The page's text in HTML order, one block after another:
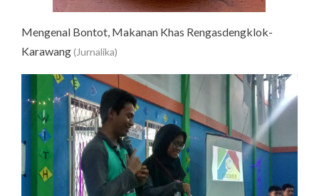
Mengenal Bontot, Makanan Khas Rengasdengklok-
Karawang(Jurnalika)